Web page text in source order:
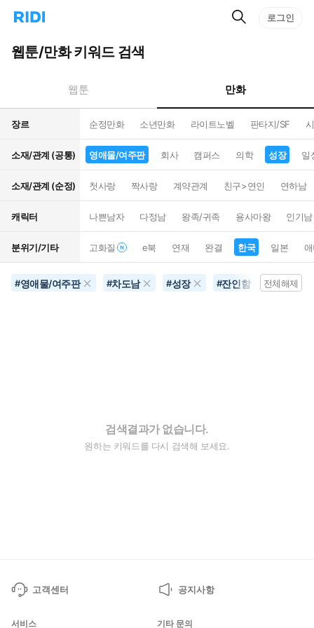
리
홈
으
턴
트
검
로그인
웹툰/만화 키워드 검색
웹툰 만화
장르 순정만화 소년만화 라이트노벨 판타지/SF
소재/관계 (공통) 영애물/여주판 회사 캠퍼스 의학 성장 일
소재/관계 (순정) 첫사랑 짝사랑 계약관계 친구>연인 연하남
캐릭터 나쁜남자 다정남 왕족/귀족 용사마왕 인기남
분위기/기타 고화질 e북 연재 완결 한국 일본
#영애물/여주판 #차도남 #성장 #잔인함 #한국
전체해제
검색결과가 없습니다.
원하는 키워드를 다시 검색해 보세요.
고객센터 공지사항
서비스 기타 문의